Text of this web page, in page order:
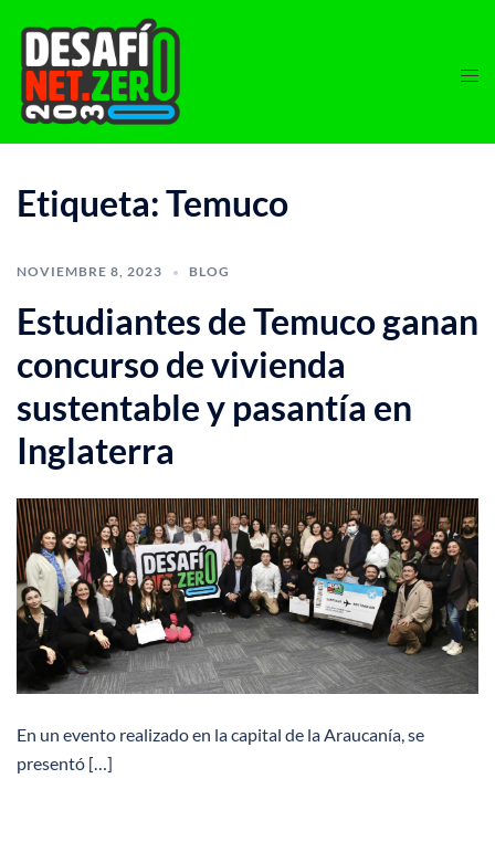
content
Etiqueta:Temuco
NOVIEMBRE 8, 2023 BLOG
Estudiantes de Temuco ganan
concurso de vivienda
sustentable y pasantía en
Inglaterra
En un evento realizado en la capital de la Araucanía, se
presentó […]